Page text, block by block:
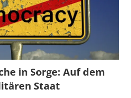
in Sorge: Auf dem
Staat